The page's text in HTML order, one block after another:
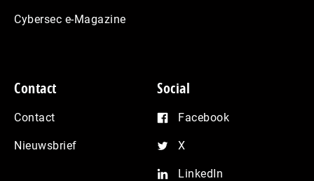
Cybersec e-Magazine
Contact
Contact
Nieuwsbrief
Social
Facebook
X
LinkedIn